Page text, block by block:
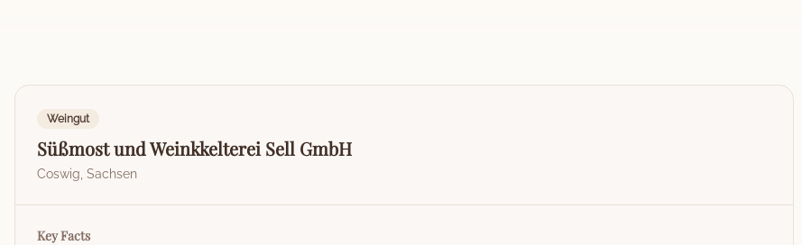
Weingut
Süßmost und Weinkkelterei Sell GmbH
Coswig Sachsen
Key Facts